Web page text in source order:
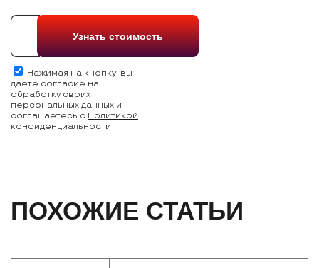
Нажимая на кнопку, вы
даете согласие на
обработку своих
персональных данных и
соглашаетесь с Политикой
конфиденциальности
ПОХОЖИЕ СТАТЬИ